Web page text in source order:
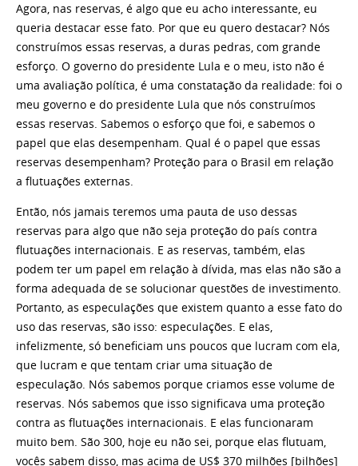
Agora, nas reservas, é algo que eu acho interessante, eu
queria destacar esse fato. Por que eu quero destacar? Nós
construímos essas reservas, a duras pedras, com grande
esforço. O governo do presidente Lula e o meu, isto não é
uma avaliação política, é uma constatação da realidade: foi o
meu governo e do presidente Lula que nós construímos
essas reservas. Sabemos o esforço que foi, e sabemos o
papel que elas desempenham. Qual é o papel que essas
reservas desempenham? Proteção para o Brasil em relação
a flutuações externas.
Então, nós jamais teremos uma pauta de uso dessas
reservas para algo que não seja proteção do país contra
flutuações internacionais. E as reservas, também, elas
podem ter um papel em relação à dívida, mas elas não são a
forma adequada de se solucionar questões de investimento.
Portanto, as especulações que existem quanto a esse fato do
uso das reservas, são isso: especulações. E elas,
infelizmente, só beneficiam uns poucos que lucram com ela,
que lucram e que tentam criar uma situação de
especulação. Nós sabemos porque criamos esse volume de
reservas. Nós sabemos que isso significava uma proteção
contra as flutuações internacionais. E elas funcionaram
muito bem. São 300, hoje eu não sei, porque elas flutuam,
vocês sabem disso, mas acima de US$ 370 milhões [bilhões]